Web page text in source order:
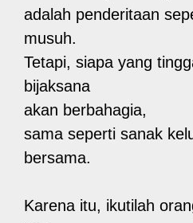
adalah penderitaan
musuh.
Tetapi, siapa yang
bijaksana
akan berbahagia,
sama seperti sanak
bersama.
Karena itu, ikutilah